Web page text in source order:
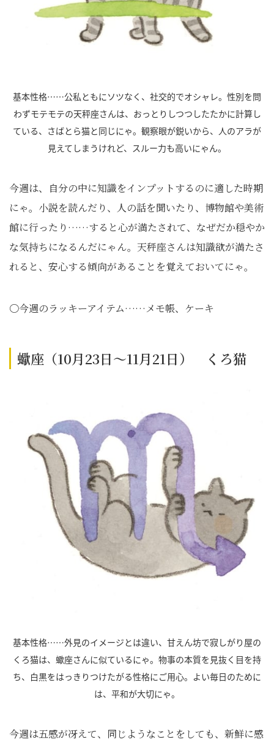
基本性格……公私ともにソツなく、社交的でオシャレ。性別を問
わずモテモテの天秤座さんは、おっとりしつつしたたかに計算し
ている、さばとら猫と同じにゃ。観察眼が鋭いから、人のアラが
見えてしまうけれど、スルー力も高いにゃん。
今週は、自分の中に知識をインプットするのに適した時期
にゃ。小説を読んだり、人の話を聞いたり、博物館や美術
館に行ったり……すると心が満たされて、なぜだか穏やか
な気持ちになるんだにゃん。天秤座さんは知識欲が満たさ
れると、安心する傾向があることを覚えておいてにゃ。
〇今週のラッキーアイテム……メモ帳、ケーキ
蠍座（10月23日～11月21日） くろ猫
基本性格……外見のイメージとは違い、甘えん坊で寂しがり屋の
くろ猫は、蠍座さんに似ているにゃ。物事の本質を見抜く目を持
ち、白黒をはっきりつけたがる性格にご用心。よい毎日のために
は、平和が大切にゃ。
今週は五感が冴えて、同じようなことをしても、新鮮に感